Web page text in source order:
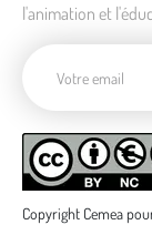
l'animation et
Copyright Cemea